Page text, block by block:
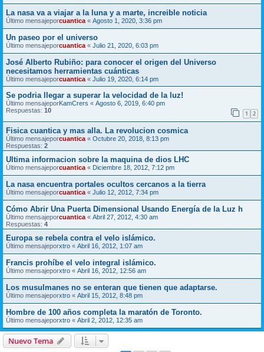
La nasa va a viajar a la luna y a marte, increible noticia
Último mensajeporcuantica « Agosto 1, 2020, 3:36 pm
Un paseo por el universo
Último mensajeporcuantica « Julio 21, 2020, 6:03 pm
José Alberto Rubiño: para conocer el origen del Universo
necesitamos herramientas cuánticas
Último mensajeporcuantica « Julio 19, 2020, 6:14 pm
Se podria llegar a superar la velocidad de la luz!
Último mensajeporKamCrers « Agosto 6, 2019, 6:40 pm
Respuestas: 10 1 2
Fisica cuantica y mas alla. La revolucion cosmica
Último mensajeporcuantica « Octubre 20, 2018, 8:13 pm
Respuestas: 2
Ultima informacion sobre la maquina de dios LHC
Último mensajeporcuantica « Diciembre 18, 2012, 7:12 pm
La nasa encuentra portales ocultos cercanos a la tierra
Último mensajeporcuantica « Julio 12, 2012, 7:34 pm
Cómo Abrir Una Puerta Dimensional Usando Energía de la Luz h
Último mensajeporcuantica « Abril 27, 2012, 4:30 am
Respuestas: 4
Europa se rebela contra el velo islámico.
Último mensajeporxtro « Abril 16, 2012, 1:07 am
Francis prohíbe el velo integral islámico.
Último mensajeporxtro « Abril 16, 2012, 12:56 am
Los musulmanes no se enteran que tienen que adaptarse.
Último mensajeporxtro « Abril 15, 2012, 8:48 pm
Hombre de 100 años completa la maratón de Toronto.
Último mensajeporxtro « Abril 2, 2012, 12:35 am
Nuevo Tema